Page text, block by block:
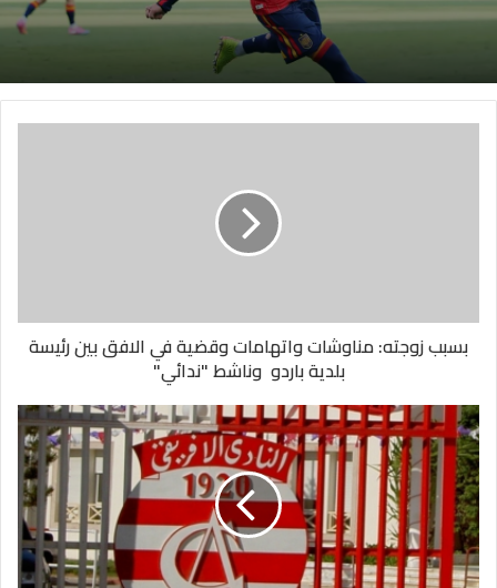
بسبب زوجته: مناوشات واتهامات وقضية في الافق بين رئيسة
بلدية باردو وناشط "ندائي"